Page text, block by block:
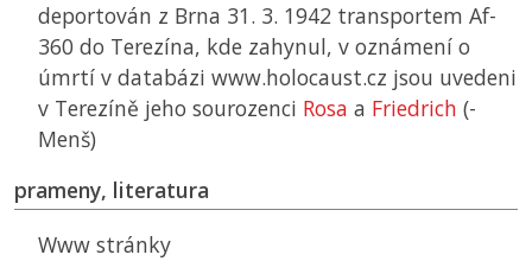
deportován z Brna 31. 3. 1942 transportem Af-
360 do Terezína, kde zahynul, v oznámení o
úmrtí v databázi www.holocaust.cz jsou uvedeni
v Terezíně jeho sourozenci Rosa a Friedrich (-
Menš)
prameny, literatura
Www stránky